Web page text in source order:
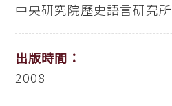
中央研究院歷史語言研究所
出版時間：
2008